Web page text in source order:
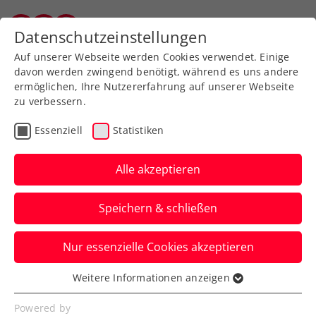
Turniere
Danube Upper Austria
Open powered by SKE:
Misolic löst
Viertelfinalticket
Nach harter Arbeit steht der
Vorjahresfinalist des ATP-Challengers in
Mauthausen unter den letzten Acht.
Datenschutzeinstellungen
Auf unserer Webseite werden Cookies verwendet. Einige
davon werden zwingend benötigt, während es uns andere
ermöglichen, Ihre Nutzererfahrung auf unserer Webseite
zu verbessern.
Essenziell Statistiken
Alle akzeptieren
Speichern & schließen
Nur essenzielle Cookies akzeptieren
Essenziell
Essenzielle Cookies werden für grundlegende
Weitere Informationen anzeigen
Powered by